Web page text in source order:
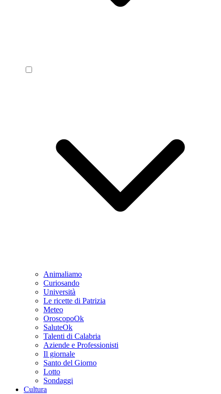
Animaliamo
Curiosando
Università
Le ricette di Patrizia
Meteo
OroscopoOk
SaluteOk
Talenti di Calabria
Aziende e Professionisti
Il giornale
Santo del Giorno
Lotto
Sondaggi
Cultura